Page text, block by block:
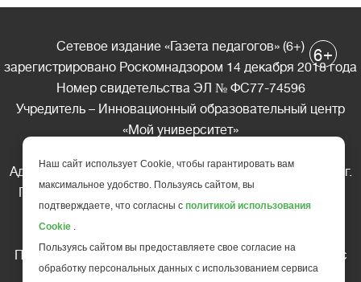
Сетевое издание «Газета педагогов» (6+)
зарегистрировано Роскомнадзором 14 декабря 2018 года
Номер свидетельства ЭЛ № ФС77-74596
Учредитель – Инновационный образовательный центр
«Мой университет»
Адрес редакции: 185035 Россия, Республика Карелия, г.
Петрозаводск, ул. Фридриха Энгельса д.10, офис 211
Телефон редакции: +7 (499) 685-10-45
Перепечатка материалов газеты допускается только c
письменного разрешения редакции
6+
Наш сайт использует Cookie, чтобы гарантировать вам
максимальное удобство. Пользуясь сайтом, вы
подтверждаете, что согласны с политикой использования
Cookie .
Пользуясь сайтом вы предоставляете свое согласие на
обработку персональных данных с использованием сервиса